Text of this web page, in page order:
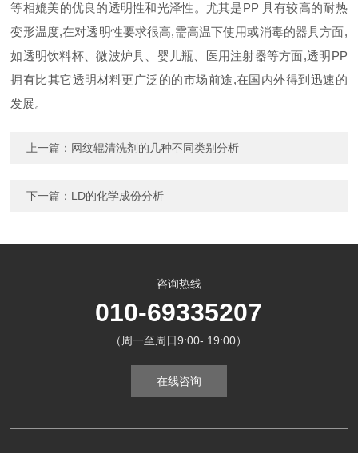
等相媲美的优良的透明性和光泽性。尤其是PP 具有较高的耐热
变形温度,在对透明性要求很高,需高温下使用或消毒的器具方面,
如透明饮料杯、微波炉具、婴儿瓶、医用注射器等方面,透明PP
拥有比其它透明材料更广泛的的市场前途,在国内外得到迅速的
发展。
上一篇： 网纹辊清洗剂的几种不同类别分析
下一篇： LD的化学成份分析
咨询热线
010-69335207
（周一至周日9:00- 19:00）
在线咨询